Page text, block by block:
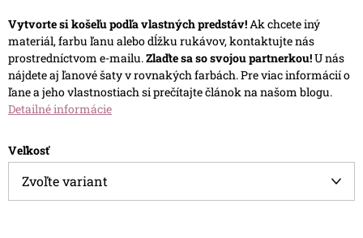
Vytvorte si košeľu podľa vlastných predstáv! Ak chcete iný
materiál, farbu ľanu alebo dĺžku rukávov, kontaktujte nás
prostredníctvom e-mailu.Zlaďte sa so svojou partnerkou!U nás
nájdete aj ľanové šaty v rovnakých farbách.Pre viac informácií o
ľane a jeho vlastnostiach si prečítajte článok na našom blogu.
Detailné informácie
Veľkosť